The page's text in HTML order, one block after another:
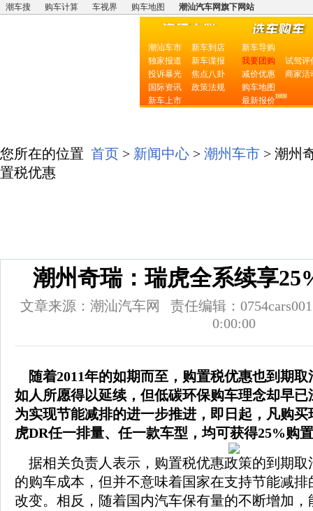
潮车搜 购车计算 车视界 购车地图 潮汕汽车网旗下网站
潮汕车市
新车到店
独家报道
新车谍报
投诉暴光
焦点八卦
国际资讯
政策法规
新车上市
新车导购
我要团购
试驾评
减价优惠
商家活
购车地图
最新报价
您所在的位置 首页 > 新闻中心 > 潮州车市 > 潮州
置税优惠
潮州奇瑞：瑞虎全系续享
文章来源：潮汕汽车网 责任编辑：
0:00:00
随着2011年的如期而至，购置税优惠也到期取
如人所愿得以延续，但低碳环保购车理念却早
为实现节能减排的进一步推进，即日起，凡购
虎DR任一排量、任一款车型，均可获得25%购
据相关负责人表示，购置税优惠政策的到期取
的购车成本，但并不意味着国家在支持节能减
改变。相反，随着国内汽车保有量的不断增加